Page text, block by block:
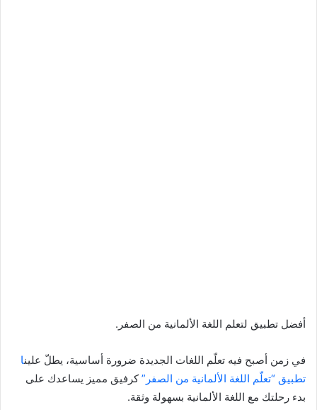
أفضل تطبيق لتعلم اللغة الألمانية من الصفر.
في زمن أصبح فيه تعلّم اللغات الجديدة ضرورة أساسية، يطلّ علينا
تطبيق “تعلّم اللغة الألمانية من الصفر”كرفيق مميز يساعدك على
بدء رحلتك مع اللغة الألمانية بسهولة وثقة.